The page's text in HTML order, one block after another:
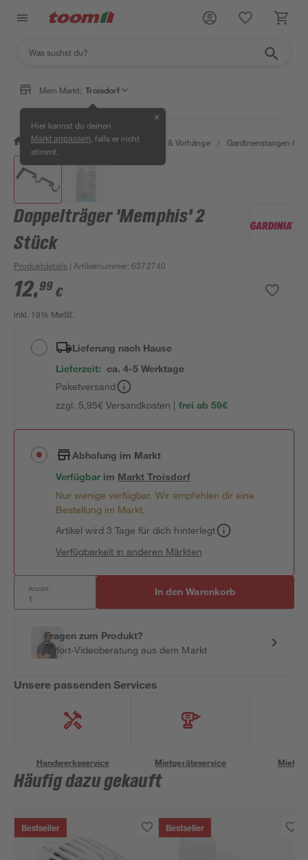
Mein Markt: Troisdorf
Hier kannst du deinen
Markt anpassen , falls er nicht
stimmt.
✕
/ Wohnen & Haushalt / Gardinen & Vorhänge / Gardinenstangen &
Doppelträger 'Memphis' 2
Stück
Produktdetails | Artikelnummer:6372740
12,99 €
inkl. 19% MwSt.
Lieferung nach Hause
Lieferzeit: ca. 4-5 Werktage
Paketversand
zzgl. 5,95€ Versandkosten | frei ab 59€
Abholung im Markt
Verfügbar im MarktTroisdorf
Nur wenige verfügbar. Wir empfehlen dir eine
Bestellung im Markt.
Artikel wird 3 Tage für dich hinterlegt
Verfügbarkeit in anderen Märkten
Anzahl: In den Warenkorb
Fragen zum Produkt?
Sofort-Videoberatung aus dem Markt
Unsere passenden Services
Handwerksservice Mietgeräteservice
Häufig dazu gekauft
Bestseller Bestseller